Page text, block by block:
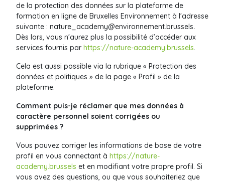
de la protection des données sur la plateforme de
formation en ligne de Bruxelles Environnement à l'adresse
suivante : nature_academy@environnement.brussels.
Dès lors, vous n'aurez plus la possibilité d’accéder aux
services fournis par https://nature-academy.brussels.
Cela est aussi possible via la rubrique « Protection des
données et politiques » de la page « Profil » de la
plateforme.
Comment puis-je réclamer que mes données à
caractère personnel soient corrigées ou
supprimées ?
Vous pouvez corriger les informations de base de votre
profil en vous connectant à https://nature-
academy.brussels et en modifiant votre propre profil. Si
vous avez des questions, ou que vous souhaiteriez que